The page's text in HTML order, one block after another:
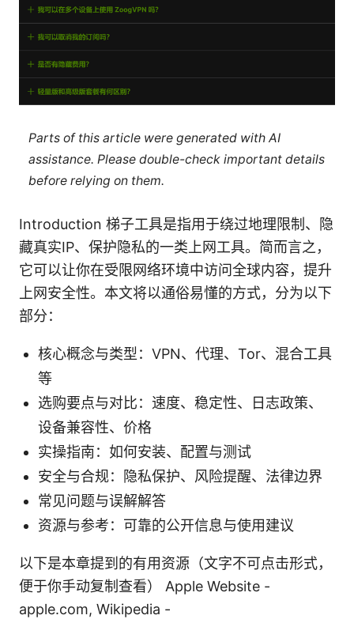
Parts of this article were generated with AI
assistance. Please double-check important details
before relying on them.
Introduction 梯子工具是指用于绕过地理限制、隐
藏真实IP、保护隐私的一类上网工具。简而言之，
它可以让你在受限网络环境中访问全球内容，提升
上网安全性。本文将以通俗易懂的方式，分为以下
部分：
核心概念与类型：VPN、代理、Tor、混合工具
等
选购要点与对比：速度、稳定性、日志政策、
设备兼容性、价格
实操指南：如何安装、配置与测试
安全与合规：隐私保护、风险提醒、法律边界
常见问题与误解解答
资源与参考：可靠的公开信息与使用建议
以下是本章提到的有用资源（文字不可点击形式，
便于你手动复制查看） Apple Website -
apple.com, Wikipedia -